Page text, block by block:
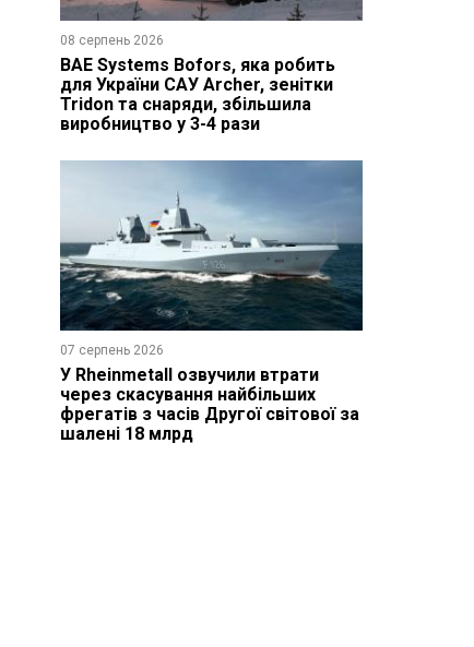
08 серпень 2026
BAE Systems Bofors, яка робить
для України САУ Archer, зенітки
Tridon та снаряди, збільшила
виробництво у 3-4 рази
07 серпень 2026
У Rheinmetall озвучили втрати
через скасування найбільших
фрегатів з часів Другої світової за
шалені 18 млрд